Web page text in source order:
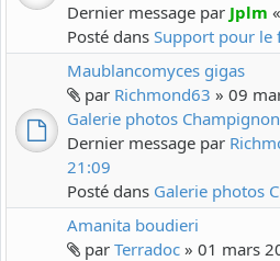
Dernier message par Jplm «
Posté dans Support pour le
Maublancomyces gigas
par Richmond63 » 09
Galerie photos
Dernier message par
21:09
Posté dans Galerie photos
Amanita boudieri
par Terradoc » 01 mars